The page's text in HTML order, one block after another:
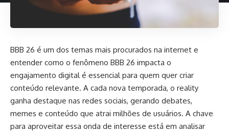
BBB 26 é um dos temas mais procurados na internet e
entender como o fenômeno BBB 26 impacta o
engajamento digital é essencial para quem quer criar
conteúdo relevante. A cada nova temporada, o reality
ganha destaque nas redes sociais, gerando debates,
memes e conteúdo que atrai milhões de usuários. A chave
para aproveitar essa onda de interesse está em analisar